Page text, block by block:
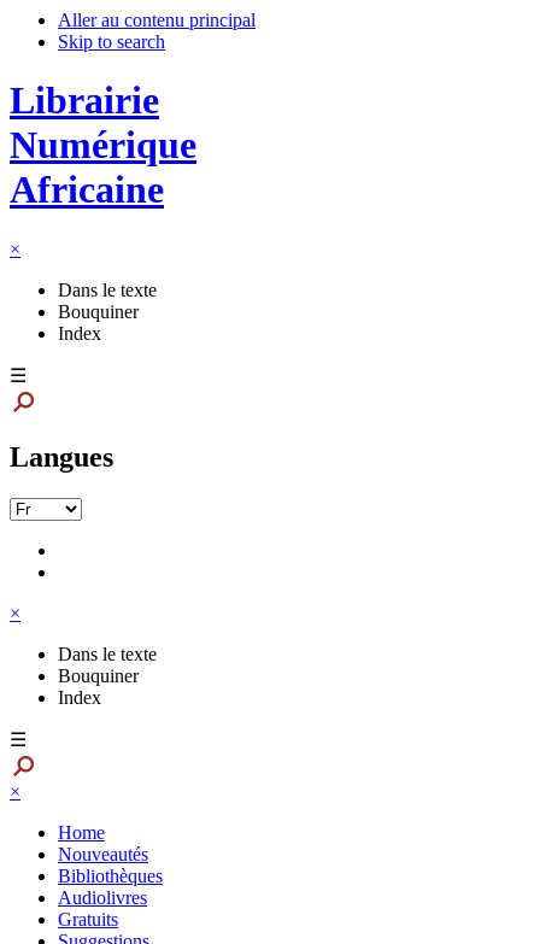
Aller au contenu principal
Skip to search
Librairie
Numérique
Africaine
×
Dans le texte
Bouquiner
Index
☰
Langues
×
Dans le texte
Bouquiner
Index
☰
×
Home
Nouveautés
Bibliothèques
Audiolivres
Gratuits